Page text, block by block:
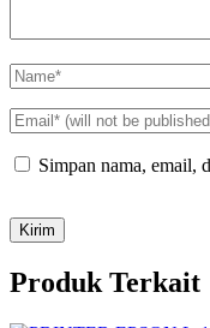
Simpan nama, email,
Produk Terkait